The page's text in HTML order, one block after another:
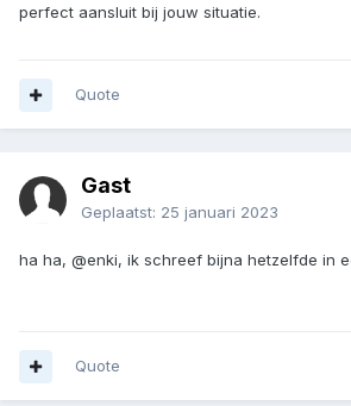
perfect aansluit bij jouw situatie.
Quote
Gast
Geplaatst: 25 januari 2023
ha ha, @enki, ik schreef bijna hetzelfde in
Quote